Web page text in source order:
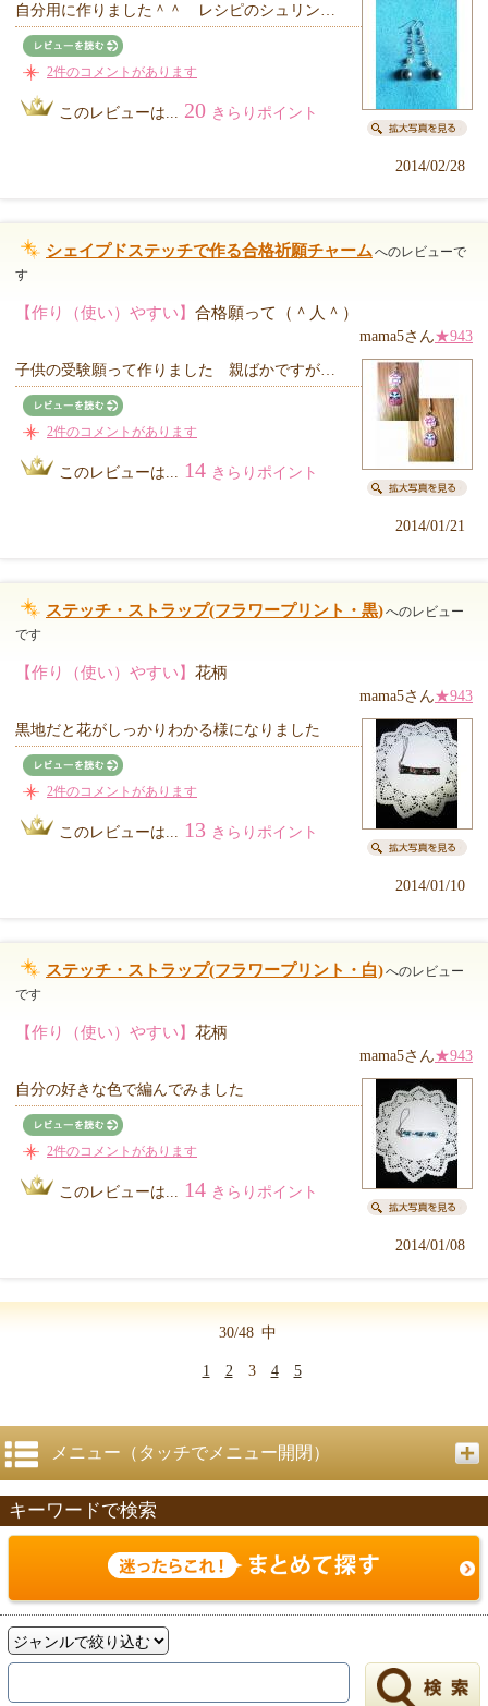
自分用に作りました＾＾ レシピのシュリン…
2件のコメントがあります
このレビューは... 20 きらりポイント
2014/02/28
シェイプドステッチで作る合格祈願チャーム へのレビューで
す
【作り（使い）やすい】 合格願って（＾人＾）
mama5さん★943
子供の受験願って作りました 親ばかですが…
2件のコメントがあります
このレビューは... 14 きらりポイント
2014/01/21
ステッチ・ストラップ(フラワープリント・黒)へのレビュー
です
【作り（使い）やすい】 花柄
mama5さん★943
黒地だと花がしっかりわかる様になりました
2件のコメントがあります
このレビューは... 13 きらりポイント
2014/01/10
ステッチ・ストラップ(フラワープリント・白)へのレビュー
です
【作り（使い）やすい】 花柄
mama5さん★943
自分の好きな色で編んでみました
2件のコメントがあります
このレビューは... 14 きらりポイント
2014/01/08
30/48 中
1 23 4 5
メニュー（タッチでメニュー開閉）
キーワードで検索